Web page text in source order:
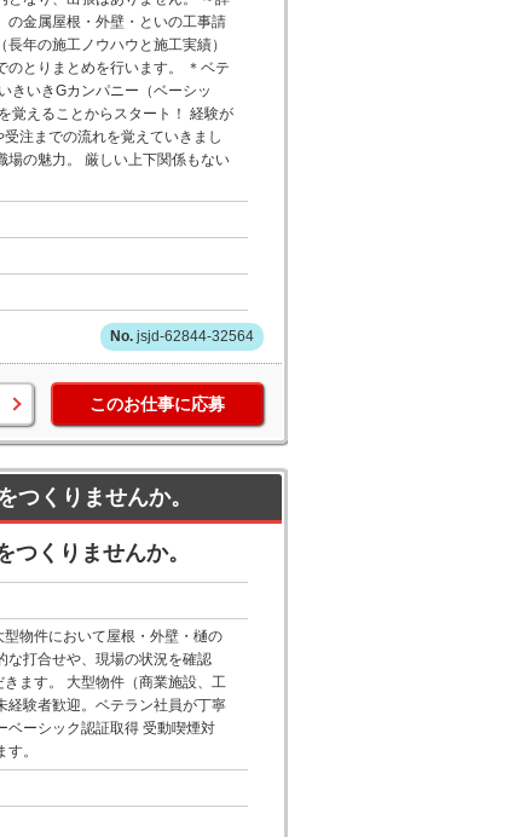
の金属屋根・外壁・といの工事請
年の施工ノウハウと施工実績）
のとりまとめを行います。 ＊ベテ
きいきGカンパニー（ベーシッ
覚えることからスタート！ 経験が
注までの流れを覚えていきまし
場の魅力。 厳しい上下関係もない
jsjd-62844-32564
このお仕事に応募
つくりませんか。
くりませんか。
物件において屋根・外壁・樋の
な打合せや、現場の状況を確認
ます。 大型物件（商業施設、工
経験者歓迎。ベテラン社員が丁寧
ベーシック認証取得 受動喫煙対
。